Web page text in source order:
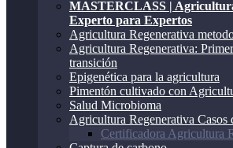
MASTERCLASS |
Experto para Expertos
Agricultura Regenerativa
Agricultura Regenerativa:
transición
Epigenética para la agricultura
Pimentón cultivado con
Salud Microbioma
Agricultura Regenerativa Casos
Certificadora Agricultura